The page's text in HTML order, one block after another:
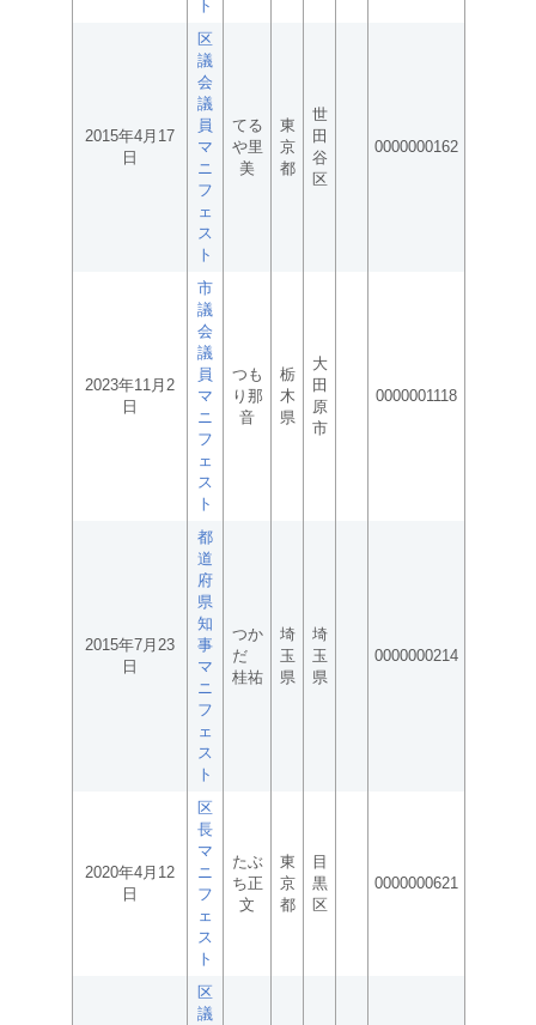
ト
2015年4月17
日
区
議
会
議
員
マ
ニ
フ
ェ
ス
ト
てる
や里
美
東
京
都
世
田
谷
区
0000000162
2023年11月2
日
市
議
会
議
員
マ
ニ
フ
ェ
ス
ト
つも
り那
音
栃
木
県
大
田
原
市
0000001118
2015年7月23
日
都
道
府
県
知
事
マ
ニ
フ
ェ
ス
ト
つか
だ
桂祐
埼
玉
県
埼
玉
県
0000000214
2020年4月12
日
区
長
マ
ニ
フ
ェ
ス
ト
たぶ
ち正
文
東
京
都
目
黒
区
0000000621
区
議